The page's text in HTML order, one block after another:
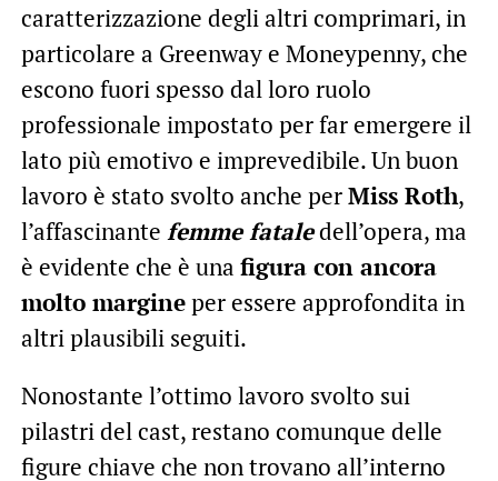
caratterizzazione degli altri comprimari, in
particolare a Greenway e Moneypenny, che
escono fuori spesso dal loro ruolo
professionale impostato per far emergere il
lato più emotivo e imprevedibile. Un buon
lavoro è stato svolto anche perMiss Roth,
l’affascinante femme fataledell’opera, ma
è evidente che è una figura con ancora
molto margineper essere approfondita in
altri plausibili seguiti.
Nonostante l’ottimo lavoro svolto sui
pilastri del cast, restano comunque delle
figure chiave che non trovano all’interno